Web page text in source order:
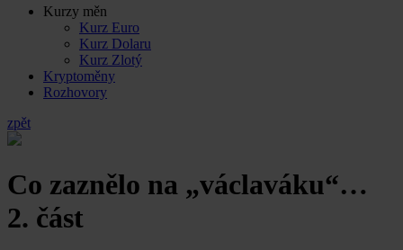
Kurzy měn
Kurz Euro
Kurz Dolaru
Kurz Zlotý
Kryptoměny
Rozhovory
zpět
Co zaznělo na „václaváku“…
2. část